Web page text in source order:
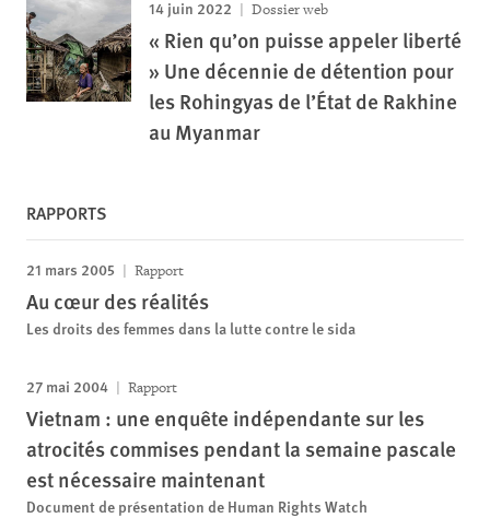
14 juin 2022 Dossier web
« Rien qu’on puisse appeler liberté
» Une décennie de détention pour
les Rohingyas de l’État de Rakhine
au Myanmar
RAPPORTS
21 mars 2005 Rapport
Au cœur des réalités
Les droits des femmes dans la lutte contre le sida
27 mai 2004 Rapport
Vietnam : une enquête indépendante sur les
atrocités commises pendant la semaine pascale
est nécessaire maintenant
Document de présentation de Human Rights Watch